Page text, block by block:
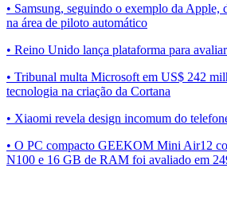
• Samsung, seguindo o exemplo da Apple,
na área de piloto automático
• Reino Unido lança plataforma para
• Tribunal multa Microsoft em US$ 242
tecnologia na criação da Cortana
• Xiaomi revela design incomum do
• O PC compacto GEEKOM Mini Air12
N100 e 16 GB de RAM foi avaliado em